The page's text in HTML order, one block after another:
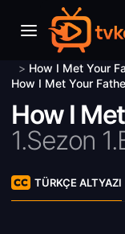
> How I Met Your
How I Met Your
How I
1.Sezon
TÜRKÇE ALTYAZI